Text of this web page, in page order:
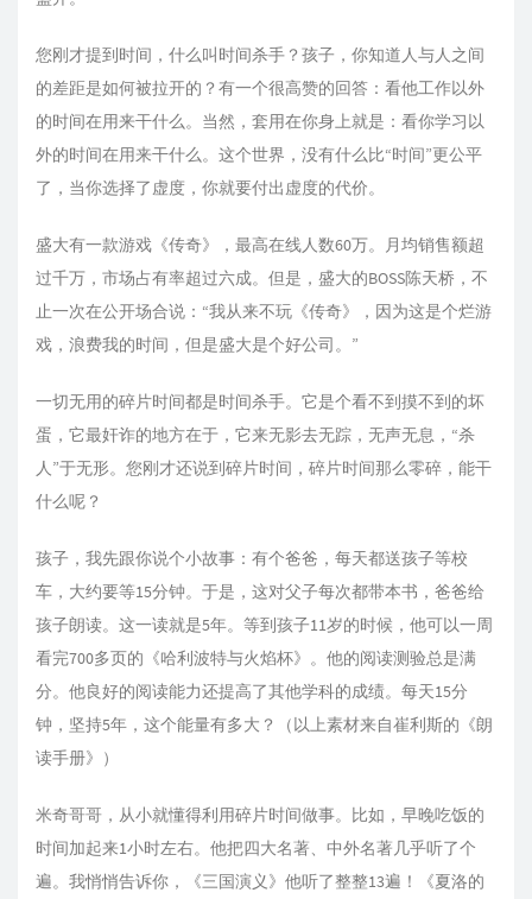
您刚才提到时间，什么叫时间杀手？孩子，你知道人与人之间
的差距是如何被拉开的？有一个很高赞的回答：看他工作以外
的时间在用来干什么。当然，套用在你身上就是：看你学习以
外的时间在用来干什么。这个世界，没有什么比“时间”更公平
了，当你选择了虚度，你就要付出虚度的代价。
盛大有一款游戏《传奇》，最高在线人数60万。月均销售额超
过千万，市场占有率超过六成。但是，盛大的BOSS陈天桥，不
止一次在公开场合说：“我从来不玩《传奇》，因为这是个烂游
戏，浪费我的时间，但是盛大是个好公司。”
一切无用的碎片时间都是时间杀手。它是个看不到摸不到的坏
蛋，它最奸诈的地方在于，它来无影去无踪，无声无息，“杀
人”于无形。您刚才还说到碎片时间，碎片时间那么零碎，能干
什么呢？
孩子，我先跟你说个小故事：有个爸爸，每天都送孩子等校
车，大约要等15分钟。于是，这对父子每次都带本书，爸爸给
孩子朗读。这一读就是5年。等到孩子11岁的时候，他可以一周
看完700多页的《哈利波特与火焰杯》。他的阅读测验总是满
分。他良好的阅读能力还提高了其他学科的成绩。每天15分
钟，坚持5年，这个能量有多大？（以上素材来自崔利斯的《朗
读手册》）
米奇哥哥，从小就懂得利用碎片时间做事。比如，早晚吃饭的
时间加起来1小时左右。他把四大名著、中外名著几乎听了个
遍。我悄悄告诉你，《三国演义》他听了整整13遍！《夏洛的